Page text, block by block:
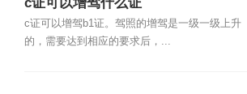
c证可以增驾b1证。驾照的增驾是一级一级上升
的，需要达到相应的要求后，...